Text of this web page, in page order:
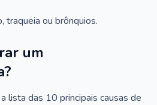
traqueia ou brônquios.
um
lista das 10 principais causas de